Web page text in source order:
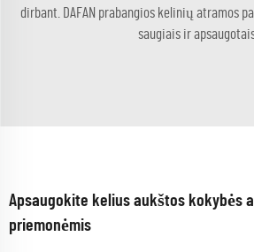
dirbant. DAFAN prabangios kelinių atramos
saugiais ir
Apsaugokite kelius aukštos kokybės
priemonėmis